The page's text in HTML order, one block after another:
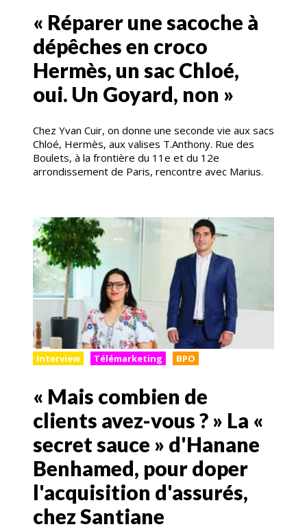
« Réparer une sacoche à
dépêches en croco
Hermès, un sac Chloé,
oui. Un Goyard, non »
Chez Yvan Cuir, on donne une seconde vie aux sacs
Chloé, Hermès, aux valises T.Anthony. Rue des
Boulets, à la frontière du 11e et du 12e
arrondissement de Paris, rencontre avec Marius.
Interview Télémarketing BPO
« Mais combien de
clients avez-vous ? » La «
secret sauce » d'Hanane
Benhamed, pour doper
l'acquisition d'assurés,
chez Santiane